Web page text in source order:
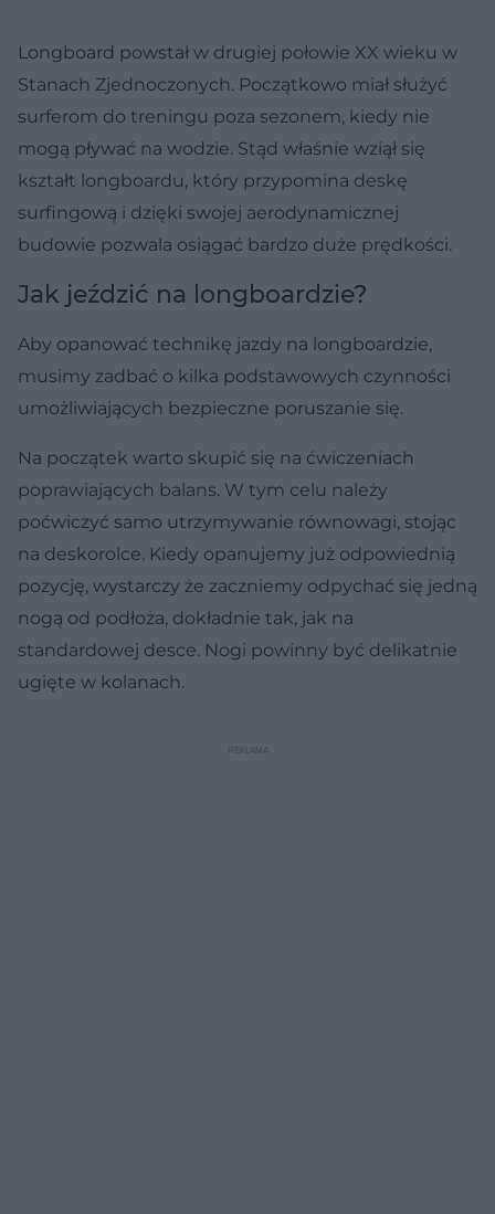
Longboard powstał w drugiej połowie XX wieku w
Stanach Zjednoczonych. Początkowo miał służyć
surferom do treningu poza sezonem, kiedy nie
mogą pływać na wodzie. Stąd właśnie wziął się
kształt longboardu, który przypomina deskę
surfingową i dzięki swojej aerodynamicznej
budowie pozwala osiągać bardzo duże prędkości.
Jak jeździć na longboardzie?
Aby opanować technikę jazdy na longboardzie,
musimy zadbać o kilka podstawowych czynności
umożliwiających bezpieczne poruszanie się.
Na początek warto skupić się na ćwiczeniach
poprawiających balans. W tym celu należy
poćwiczyć samo utrzymywanie równowagi, stojąc
na deskorolce. Kiedy opanujemy już odpowiednią
pozycję, wystarczy że zaczniemy odpychać się jedną
nogą od podłoża, dokładnie tak, jak na
standardowej desce. Nogi powinny być delikatnie
ugięte w kolanach.